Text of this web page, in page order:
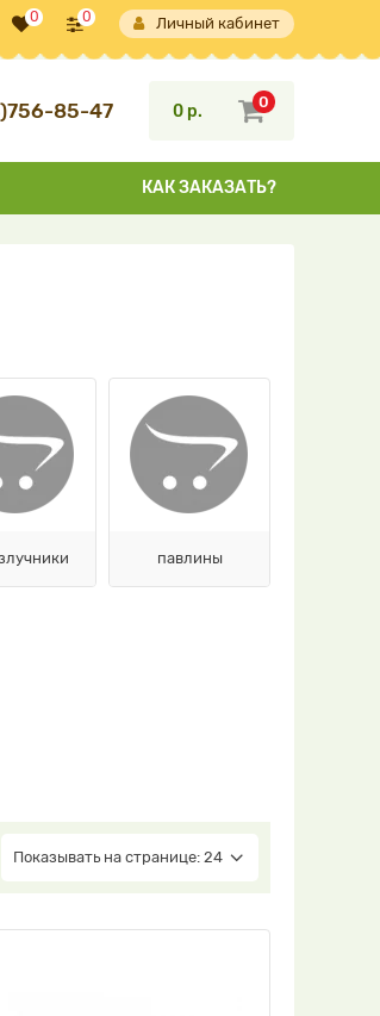
0 0 Личный кабинет
85-47 0
0 р.
КАК ЗАКАЗАТЬ?
павлины
Показывать на странице: 24